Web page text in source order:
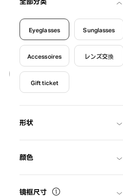
全部分类
Eyeglasses Sunglasses
Accessoires レンズ交換
Gift ticket
形状
颜色
镜框尺寸
在庫わずか
FK2008Q-6SC2 / Size: XL